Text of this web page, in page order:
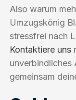
Also warum
Umzugskönig
stressfrei nach
Kontaktiere uns
unverbindliches
gemeinsam